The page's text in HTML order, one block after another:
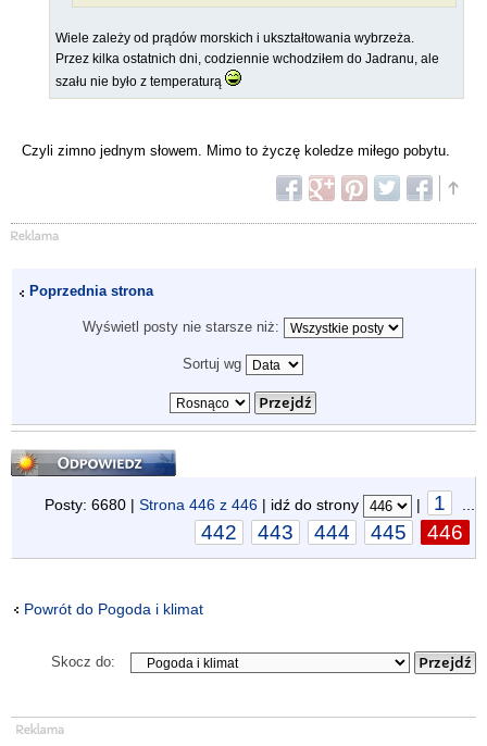
Wiele zależy od prądów morskich i ukształtowania wybrzeża.
Przez kilka ostatnich dni, codziennie wchodziłem do Jadranu, ale
szału nie było z temperaturą
Czyli zimno jednym słowem. Mimo to życzę koledze miłego pobytu.
Poprzednia strona
Wyświetl posty nie starsze niż:
Sortuj wg
Odpowiedz
Posty: 6680 | Strona 446 z 446 | idź do strony | 1 ...
442 443 444 445 446
Powrót do Pogoda i klimat
Skocz do: